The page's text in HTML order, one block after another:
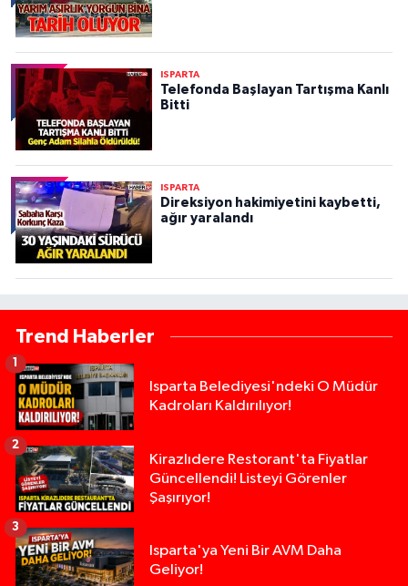
ISPARTA
Telefonda Başlayan Tartışma Kanlı
Bitti
ISPARTA
Direksiyon hakimiyetini kaybetti,
ağır yaralandı
Trend Haberler
Isparta Belediyesi'ndeki O Müdür
Kadroları Kaldırılıyor!
1
Kirazlıdere Restorant'ta Fiyatlar
Güncellendi! Listeyi Görenler
Şaşırıyor!
2
Isparta'ya Yeni Bir AVM Daha
Geliyor!
3